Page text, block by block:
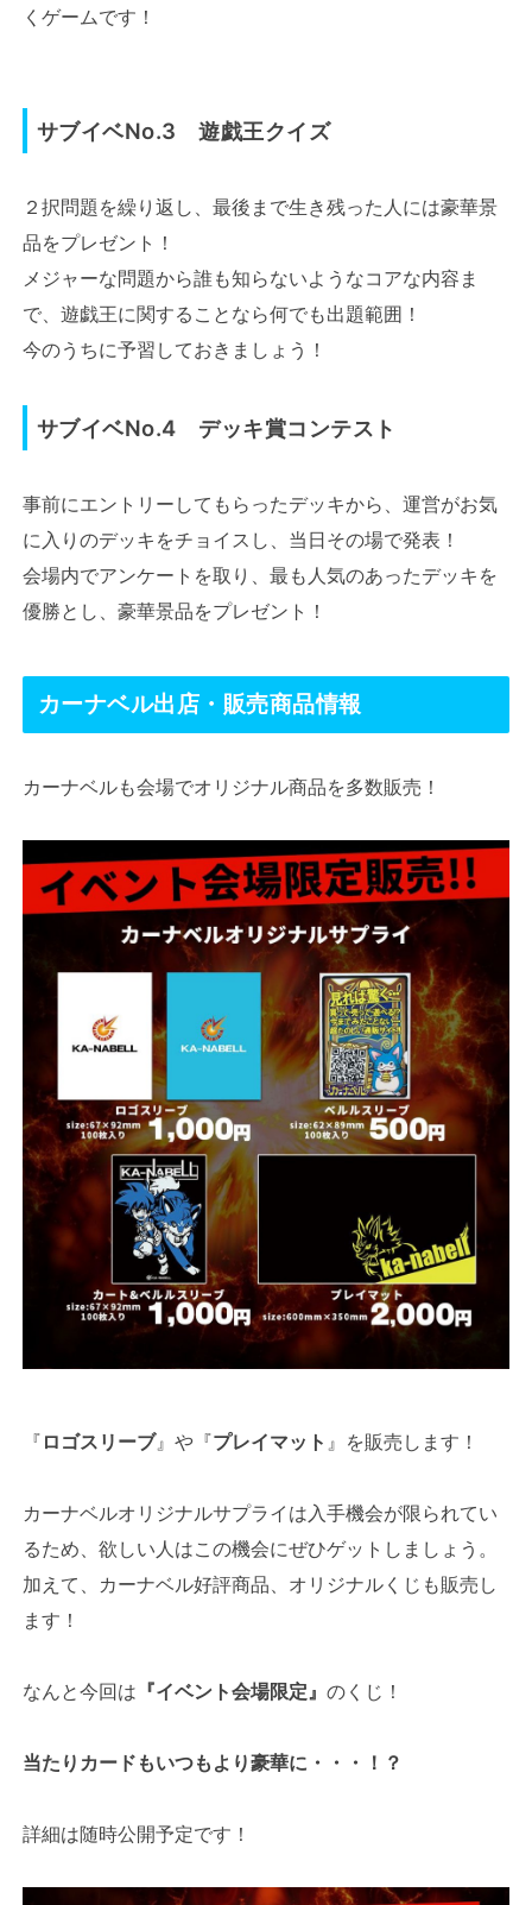
くゲームです！
サブイベNo.3 遊戯王クイズ
２択問題を繰り返し、最後まで生き残った人には豪華景
品をプレゼント！
メジャーな問題から誰も知らないようなコアな内容ま
で、遊戯王に関することなら何でも出題範囲！
今のうちに予習しておきましょう！
サブイベNo.4 デッキ賞コンテスト
事前にエントリーしてもらったデッキから、運営がお気
に入りのデッキをチョイスし、当日その場で発表！
会場内でアンケートを取り、最も人気のあったデッキを
優勝とし、豪華景品をプレゼント！
カーナベル出店・販売商品情報
カーナベルも会場でオリジナル商品を多数販売！
『 ロゴスリーブ』や『プレイマット 』を販売します！
カーナベルオリジナルサプライは入手機会が限られてい
るため、欲しい人はこの機会にぜひゲットしましょう。
加えて、カーナベル好評商品、オリジナルくじも販売し
ます！
なんと今回は 『イベント会場限定』 のくじ！
当たりカードもいつもより豪華に・・・！？
詳細は随時公開予定です！